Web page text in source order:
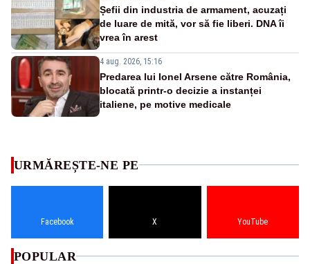
Șefii din industria de armament, acuzați
de luare de mită, vor să fie liberi. DNA îi
vrea în arest
4 aug. 2026, 15:16
Predarea lui Ionel Arsene către România,
blocată printr-o decizie a instanței
italiene, pe motive medicale
URMĂREȘTE-NE PE
Facebook X YouTube
POPULAR